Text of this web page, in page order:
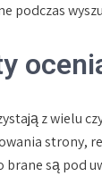
podczas
z wielu
strony,
brane są pod